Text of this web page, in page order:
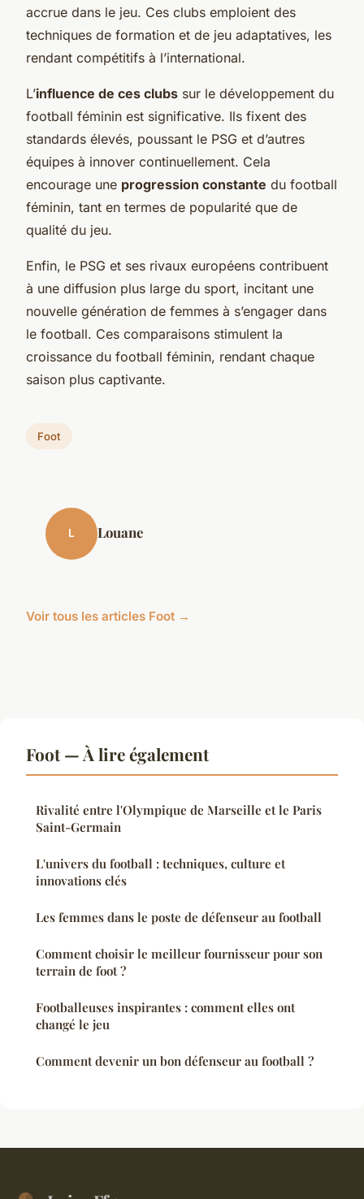
accrue dans le jeu. Ces clubs emploient des
techniques de formation et de jeu adaptatives, les
rendant compétitifs à l’international.
L’influence de ces clubs sur le développement du
football féminin est significative. Ils fixent des
standards élevés, poussant le PSG et d’autres
équipes à innover continuellement. Cela
encourage une progression constante du football
féminin, tant en termes de popularité que de
qualité du jeu.
Enfin, le PSG et ses rivaux européens contribuent
à une diffusion plus large du sport, incitant une
nouvelle génération de femmes à s’engager dans
le football. Ces comparaisons stimulent la
croissance du football féminin, rendant chaque
saison plus captivante.
Foot
L Louane
Voir tous les articles Foot →
Foot — À lire également
Rivalité entre l'Olympique de Marseille et le Paris
Saint-Germain
L'univers du football : techniques, culture et
innovations clés
Les femmes dans le poste de défenseur au football
Comment choisir le meilleur fournisseur pour son
terrain de foot ?
Footballeuses inspirantes : comment elles ont
changé le jeu
Comment devenir un bon défenseur au football ?